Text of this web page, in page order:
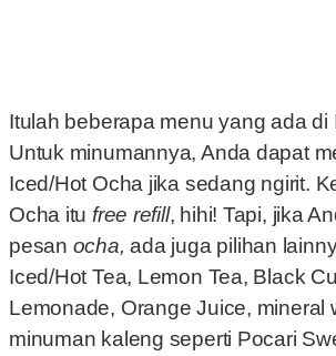
Itulah beberapa menu yang ada di
Untuk minumannya, Anda dapat
Iced/Hot Ocha jika sedang ngirit.
Ocha itu free refill, hihi! Tapi, jika
pesan ocha,ada juga pilihan
Iced/Hot Tea, Lemon Tea, Black
Lemonade, Orange Juice, mineral
minuman kaleng seperti Pocari